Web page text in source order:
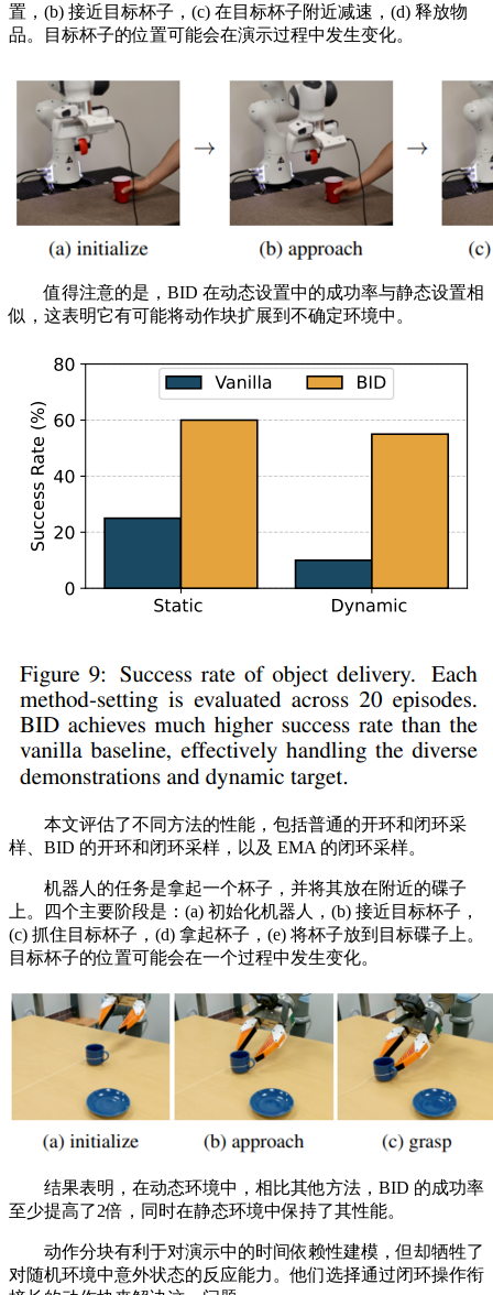
置，(b) 接近目标杯子，(c) 在目标杯子附近减速，(d) 释放物
品。目标杯子的位置可能会在演示过程中发生变化。
值得注意的是，BID 在动态设置中的成功率与静态设置相
似，这表明它有可能将动作块扩展到不确定环境中。
本文评估了不同方法的性能，包括普通的开环和闭环采
样、BID 的开环和闭环采样，以及 EMA 的闭环采样。
机器人的任务是拿起一个杯子，并将其放在附近的碟子
上。四个主要阶段是：(a) 初始化机器人，(b) 接近目标杯子，
(c) 抓住目标杯子，(d) 拿起杯子，(e) 将杯子放到目标碟子上。
目标杯子的位置可能会在一个过程中发生变化。
结果表明，在动态环境中，相比其他方法，BID 的成功率
至少提高了2倍，同时在静态环境中保持了其性能。
动作分块有利于对演示中的时间依赖性建模，但却牺牲了
对随机环境中意外状态的反应能力。他们选择通过闭环操作衔